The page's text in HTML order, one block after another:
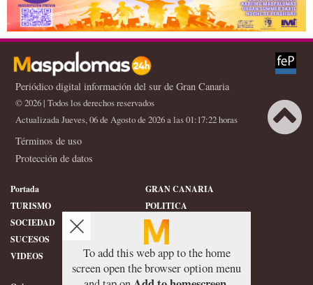
Periódico digital información del sur de Gran Canaria
© 2026 | Todos los derechos reservados
Actualizada Jueves, 06 de Agosto de 2026 a las 01:17:22 horas
Términos de uso
Protección de datos
Portada
GRAN CANARIA
TURISMO
POLITICA
SOCIEDAD
DEPORTES
SUCESOS
HISTORIA
VIDEOS
CONFIDENCIAL
To add this web app to the home
screen open the browser option menu